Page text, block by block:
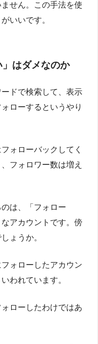
せん。この手法を使
いいです。
はダメなのか
ドで検索して、表示
ローするというやり
ォローバックしてく
フォロワー数は増え
は、「フォロー
アカウントです。傍
ょうか。
ォローしたアカウン
われています。
ローしたわけではあ